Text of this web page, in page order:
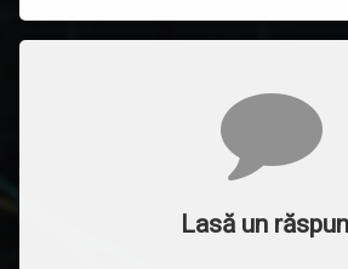
Lasă un